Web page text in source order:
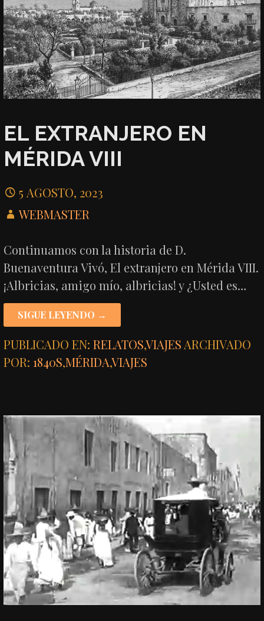
EL EXTRANJERO EN
MÉRIDA VIII
5 AGOSTO, 2023
WEBMASTER
Continuamos con la historia de D.
Buenaventura Vivó, El extranjero en Mérida VIII.
¡Albricias, amigo mío, albricias! y ¿Usted es…
SIGUE LEYENDO →
PUBLICADO EN:RELATOS,VIAJES ARCHIVADO
POR:1840S,MÉRIDA,VIAJES